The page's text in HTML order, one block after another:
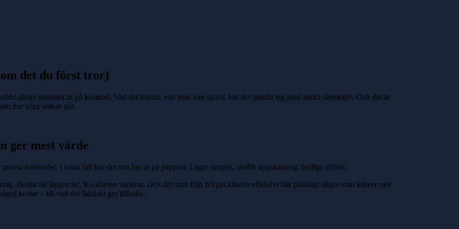
det du först tror)
glider samtalet in på kostnad. Vad det kostar, vad man kan spara, hur det jämför sig med andra alternativ. Och det är
hur våra tankar går.
ger mest värde
kostnader. I vissa fall har det sett bra ut på pappret. Lägre timpris, snabb uppskalning, tydliga siffror.
Beslut tar längre tid. Kvaliteten varierar. Och det som från början kändes effektivt blir plötsligt något som kräver mer
kostar – till vad det faktiskt ger tillbaka.